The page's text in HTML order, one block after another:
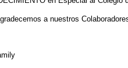
a nuestros